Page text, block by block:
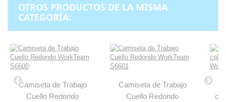
OTROS PRODUCTOS DE LA MISMA
CATEGORÍA:
Camiseta de Trabajo
Cuello Redondo
Camiseta de Trabajo
Cuello Redondo